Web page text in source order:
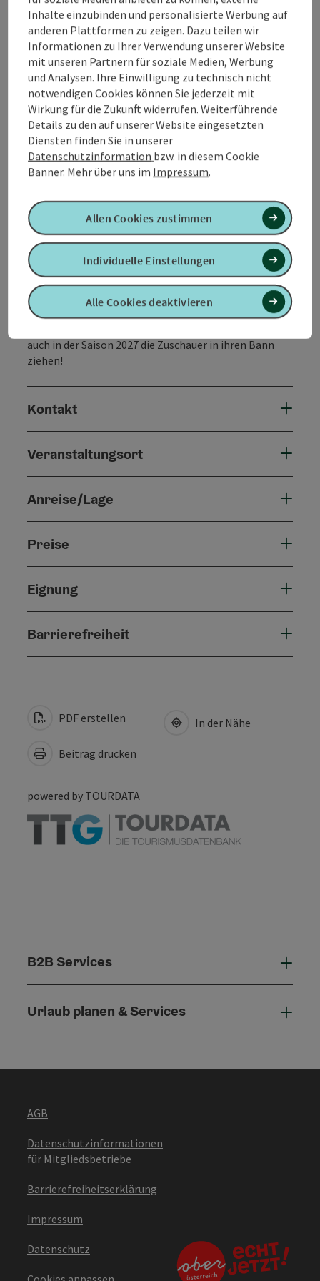
die Samtpfoten aus „Cats” mit „Memories” ihren
absoluten Kultcharakter unter Beweis stellen. Die
gefeierte Inszenierung von Udo
Jürgens musikalischem Lebenswerk Ich war noch
niemals in New York lädt zum Mitklatschen und
Mitsingen ein und ist ein weiterer Höhepunkt dieser
außergewöhnlichen Musicalgala. Lassen Sie sich von
diesem Musical-Cocktail der Extraklasse verzaubern!
Abwechslungsreich, vielfältig, einzigartig!
So bunt und mitreißend wie die Musicalwelt selbst,
ihrer Vielfalt.
Ein ausgefeiltes Licht- und Soundkonzept, aufwendige
Choreografien und farbenfrohe Kostüme machen
dieses Event zur beliebtesten Musicalgala und bringen
den Glanz des Broadways und Londons West End direkt
in ihre Stadt.
Bereits über 3 Millionen Besucher haben „Die Nacht
der Musicals” mit einem Lächeln auf den Lippen
auch in der Saison 2027 die Zuschauer in ihren Bann
ziehen!
Kontakt
Veranstaltungsort
Anreise/Lage
Preise
Eignung
Barrierefreiheit
PDF erstellen
Beitrag drucken
In der Nähe
powered by TOURDATA
B2B Services
Urlaub planen & Services
AGB
Datenschutzinformationen
für Mitgliedsbetriebe
Barrierefreiheitserklärung
Impressum
Datenschutz
Inhalte einzubinden und personalisierte Werbung auf
anderen Plattformen zu zeigen. Dazu teilen wir
Informationen zu Ihrer Verwendung unserer Website
mit unseren Partnern für soziale Medien, Werbung
und Analysen. Ihre Einwilligung zu technisch nicht
notwendigen Cookies können Sie jederzeit mit
Wirkung für die Zukunft widerrufen. Weiterführende
Details zu den auf unserer Website eingesetzten
Diensten finden Sie in unserer
Datenschutzinformation bzw. in diesem Cookie
Banner. Mehr über uns im Impressum.
Alle Cookies deaktivieren
Individuelle Einstellungen
Allen Cookies zustimmen